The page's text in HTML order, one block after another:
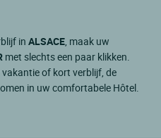
in ALSACE, maak uw
met slechts een paar klikken.
of kort verblijf, de
in uw comfortabele Hôtel.